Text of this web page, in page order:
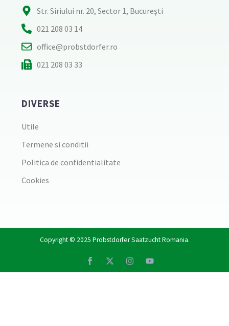
Str. Siriului nr. 20, Sector 1, Bucureşti
021 208 03 14
office@probstdorfer.ro
021 208 03 33
DIVERSE
Utile
Termene si conditii
Politica de confidentialitate
Cookies
Copyright © 2025 Probstdorfer Saatzucht Romania.